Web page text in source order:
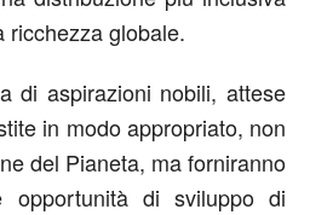
ricchezza globale.
di aspirazioni nobili, attese
in modo appropriato, non
del Pianeta, ma forniranno
opportunità di sviluppo di